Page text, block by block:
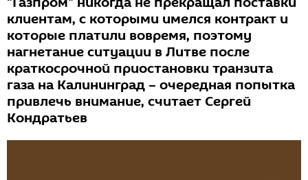
клиентам, с которыми имелся контракт и
которые платили вовремя, поэтому
нагнетание ситуации в Литве после
краткосрочной приостановки транзита
газа на Калининград – очередная попытка
привлечь внимание, считает Сергей
Кондратьев